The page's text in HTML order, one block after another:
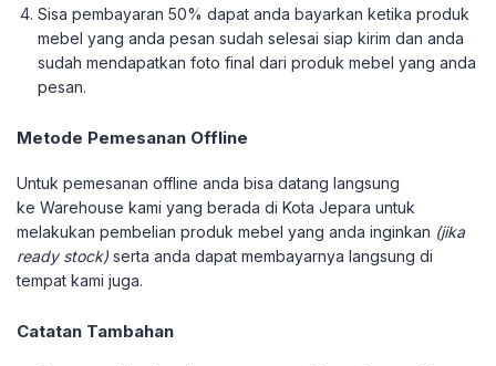
Sisa pembayaran 50% dapat anda bayarkan ketika produk
mebel yang anda pesan sudah selesai siap kirim dan anda
sudah mendapatkan foto final dari produk mebel yang anda
pesan.
Metode Pemesanan Offline
Untuk pemesanan offline anda bisa datang langsung
ke Warehouse kami yang berada di Kota Jepara untuk
melakukan pembelian produk mebel yang anda inginkan (jika
ready stock) serta anda dapat membayarnya langsung di
tempat kami juga.
Catatan Tambahan